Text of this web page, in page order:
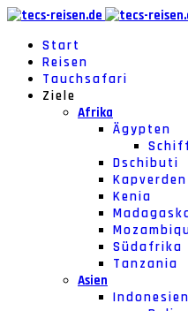
Start
Reisen
Tauchsafari
Ziele
Afrika
Ägypten
Dschibuti
Kapverden
Kenia
Südafrika
Tanzania
Asien
Indonesien